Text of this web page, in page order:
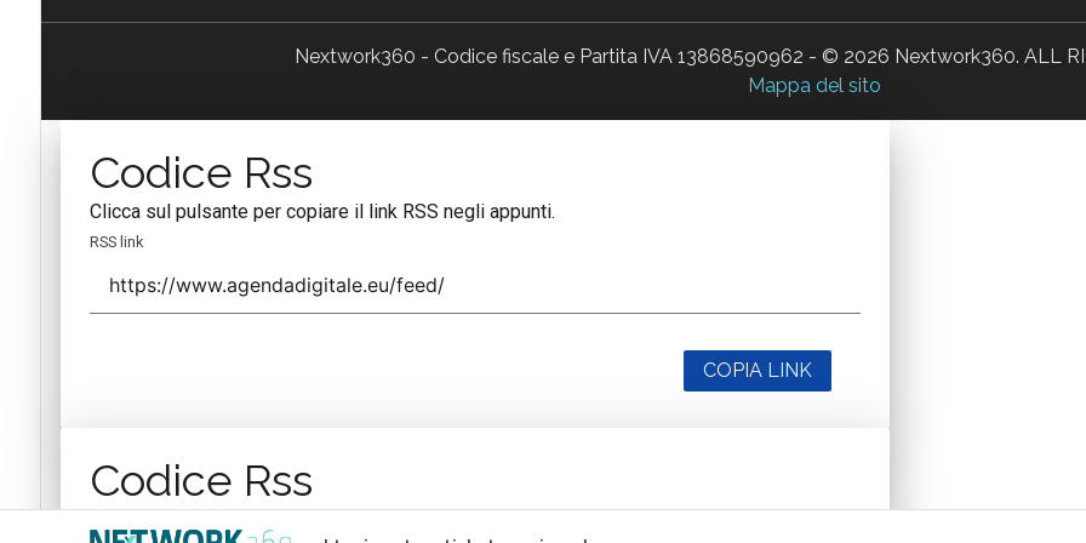
Nextwork360 - Codice fiscale e Partita IVA 13868590962 - © 2026 Nextwork360. ALL
Mappa del sito
Codice Rss
Clicca sul pulsante per copiare il link RSS negli appunti.
RSS link
COPIA LINK
Codice Rss